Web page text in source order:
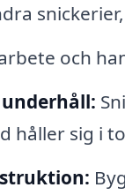
och
håller sig i